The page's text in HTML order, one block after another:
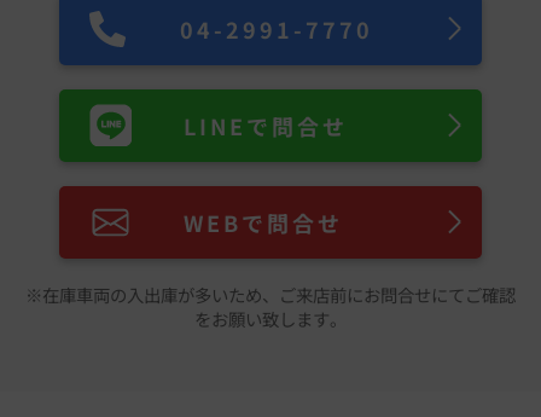
04-2991-7770
LINEで問合せ
WEBで問合せ
※在庫車両の入出庫が多いため、ご来店前にお問合せにてご確認
をお願い致します。